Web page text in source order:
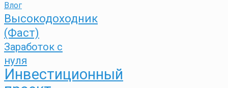
Влог
Высокодоходник
(Фаст)
Заработок с
нуля
Инвестиционный